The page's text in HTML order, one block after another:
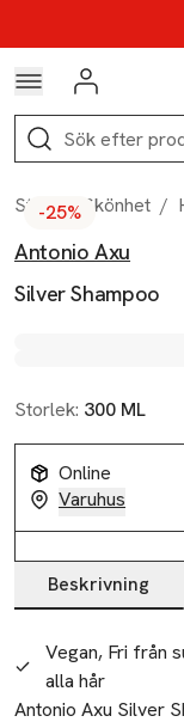
Hoppa till
Logga in
Sök
Start / Skönhet /
Produktbilder
Hoppa över
-25%
Antonio Axu
Silver Shampoo
Storlek: 300 ML
Online
Varuhus
Produktinformation
Beskrivning
Beskrivning
Vegan, Fri från
alla hår
Antonio Axu Silver